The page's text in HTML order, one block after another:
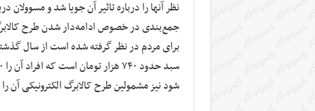
نظر آنها را درباره تاثیر آن جویا شد و
جمع‌بندی در خصوص ادامه‌دار شدن طرح
برای مردم در نظر گرفته شده است از سال
شود نیز مشمولین طرح کالابرگ الکترونیکی آن را به قیمت ۵۲۰ هزار